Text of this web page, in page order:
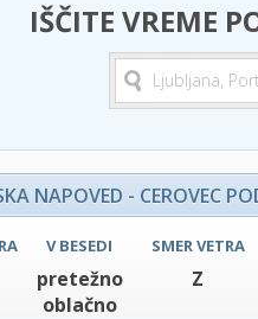
IŠČITE VREME
NAPOVED - CEROVEC
V BESEDI
pretežno
oblačno
SMER VETRA
Z